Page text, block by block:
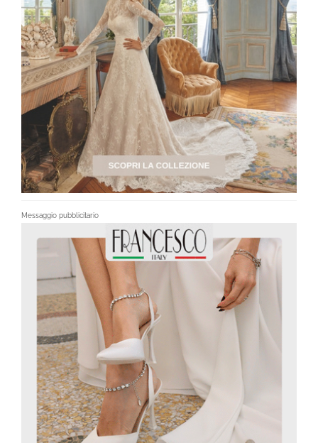
Messaggio pubblicitario